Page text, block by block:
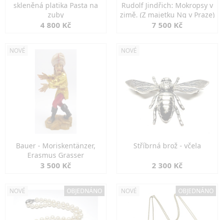
skleněná platika Pasta na
zuby
4 800 Kč
Rudolf Jindřich: Mokropsy v
zimě. (Z majetku Ng v Praze)
7 500 Kč
NOVÉ
Bauer - Moriskentänzer,
Erasmus Grasser
3 500 Kč
NOVÉ
Stříbrná brož - včela
2 300 Kč
NOVÉ OBJEDNÁNO NOVÉ OBJEDNÁNO